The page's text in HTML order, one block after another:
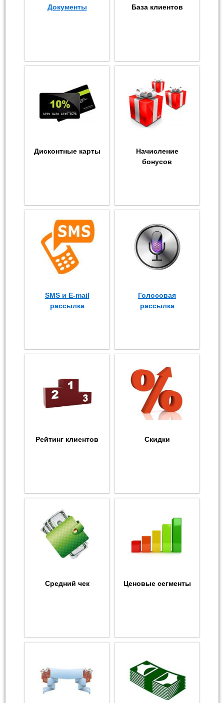
Документы База клиентов
Дисконтные карты
Начисление
бонусов
SMS и E-mail
рассылка
Голосовая
рассылка
Рейтинг клиентов Скидки
Средний чек Ценовые сегменты